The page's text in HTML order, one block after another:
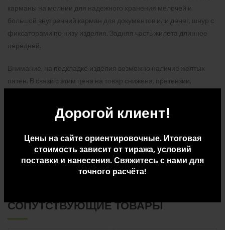
Дорогой клиент!
Цены на сайте ориентировочные. Итоговая
стоимость зависит от тиража, условий
поставки и нанесения. Свяжитесь с нами для
точного расчёта!
карманы на молнии для надежного хранения мелочей и
большой внутренний карман для документов или денег, шнур с
фиксаторами по низу изделия. Задняя часть жилета длиннее
передней.
Внимание, на подкладке изделия возможно наличие желтых
пятен. В связи с этим цена на товар снижена, претензии,
ДОПОЛНИТЕЛЬНАЯ ИНФОРМАЦИЯ
ДОСТАВКА И ОПЛАТА
СОПУТСТВУЮЩИЕ ТОВАРЫ